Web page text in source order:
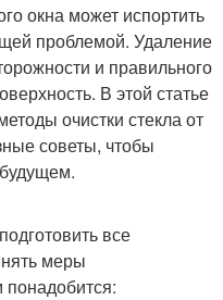
окна может испортить
проблемой. Удаление
и правильного
В этой статье
очистки стекла от
советы, чтобы
все
меры
понадобится: